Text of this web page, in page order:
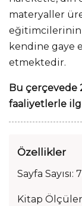
materyaller
eğitimcilerinin
kendine gaye
etmektedir.
Bu çerçevede
faaliyetlerle
Özellikler
Sayfa Sayısı:
Kitap